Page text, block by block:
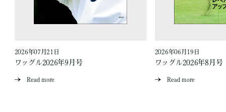
2026年07月21日
ワッグル2026年9月号
Read more
2026年06月19日
ワッグル2026年8月号
Read more